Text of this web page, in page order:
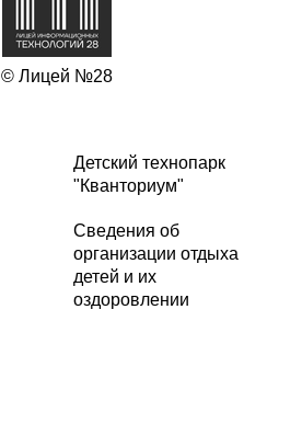
© Лицей №28
Детский технопарк
"Кванториум"
Сведения об
организации отдыха
детей и их
оздоровлении